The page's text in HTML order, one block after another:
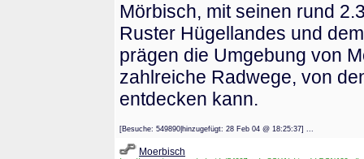
Mörbisch, mit seinen rund
Ruster Hügellandes und
prägen die Umgebung von
zahlreiche Radwege, von
entdecken kann.
[Besuche: 549890|hinzugefügt: 28 Feb 04 @ 18:25:37] ...
Moerbisch